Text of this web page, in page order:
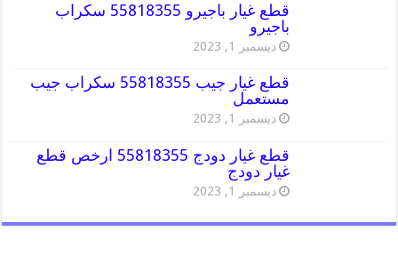
قطع غيار باجيرو 55818355 سكراب
باجيرو
ديسمبر 1, 2023
قطع غيار جيب 55818355 سكراب جيب
مستعمل
ديسمبر 1, 2023
قطع غيار دودج 55818355 ارخص قطع
غيار دودج
ديسمبر 1, 2023